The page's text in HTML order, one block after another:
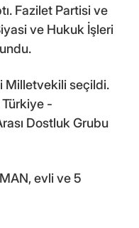
Fazilet Partisi ve
ve Hukuk İşleri
Milletvekili seçildi.
-
Dostluk Grubu
evli ve 5